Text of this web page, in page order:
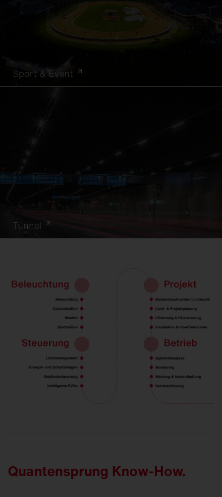
Sport & Event
Tunnel
Quantensprung Know-How.